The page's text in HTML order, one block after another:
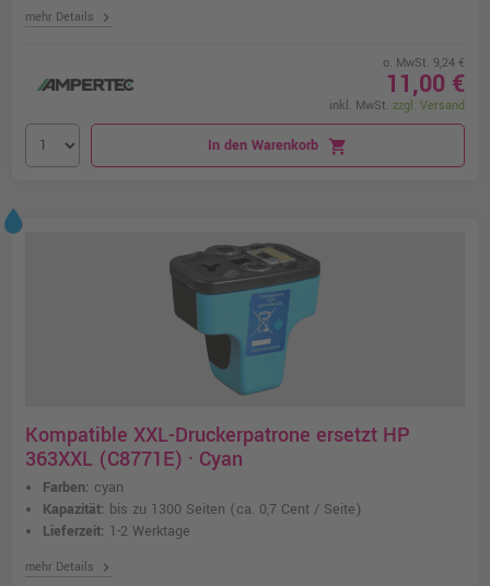
mehr Details chevron_right
o. MwSt. 9,24 €
11,00 €
inkl. MwSt. zzgl. Versand
In den Warenkorb shopping_cart
Kompatible XXL-Druckerpatrone ersetzt HP
363XXL (C8771E) · Cyan
Farben: cyan
Kapazität: bis zu 1300 Seiten (ca. 0,7 Cent / Seite)
Lieferzeit: 1-2 Werktage
mehr Details chevron_right